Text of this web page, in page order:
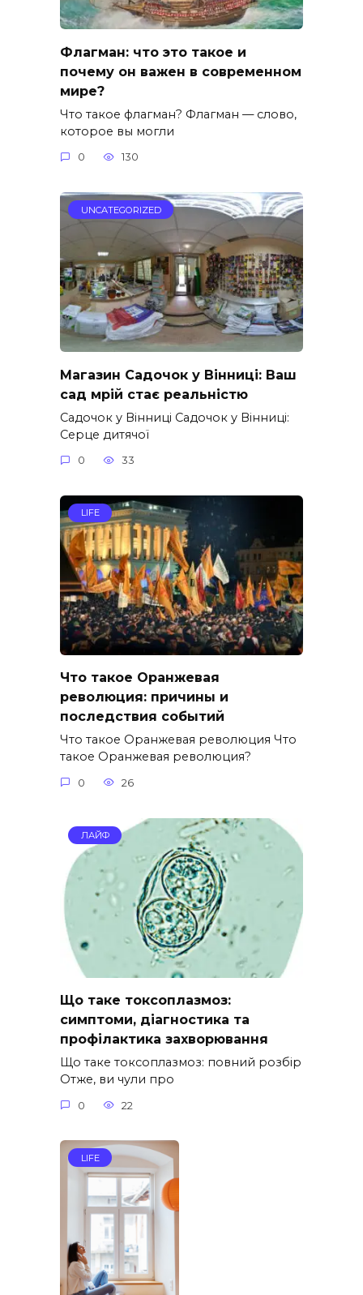
Флагман: что это такое и
почему он важен в современном
мире?
Что такое флагман? Флагман — слово,
которое вы могли
0 130
UNCATEGORIZED
Магазин Садочок у Вінниці: Ваш
сад мрій стає реальністю
Садочок у Вінниці Садочок у Вінниці:
Серце дитячої
0 33
LIFE
Что такое Оранжевая
революция: причины и
последствия событий
Что такое Оранжевая революция Что
такое Оранжевая революция?
0 26
ЛАЙФ
Що таке токсоплазмоз:
симптоми, діагностика та
профілактика захворювання
Що таке токсоплазмоз: повний розбір
Отже, ви чули про
0 22
LIFE